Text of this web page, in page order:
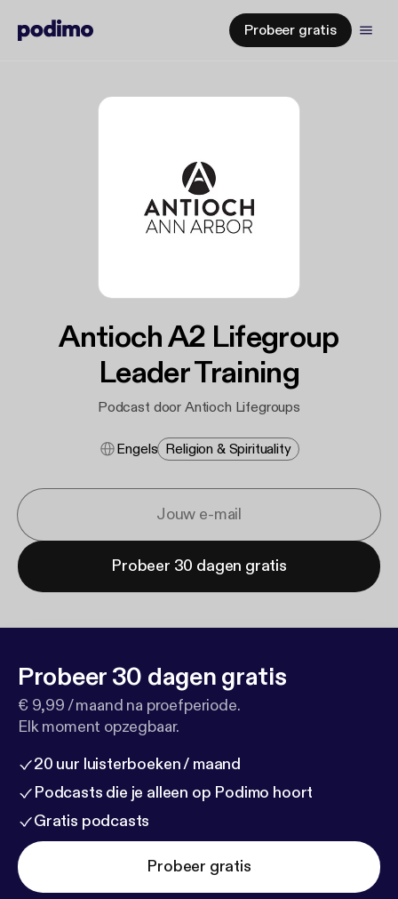
Probeer gratis
Antioch A2 Lifegroup
Leader Training
Podcast door Antioch Lifegroups
Engels Religion & Spirituality
Probeer 30 dagen gratis
Probeer 30 dagen gratis
€ 9,99 / maand na proefperiode.
Elk moment opzegbaar.
20 uur luisterboeken / maand
Podcasts die je alleen op Podimo hoort
Gratis podcasts
Probeer gratis